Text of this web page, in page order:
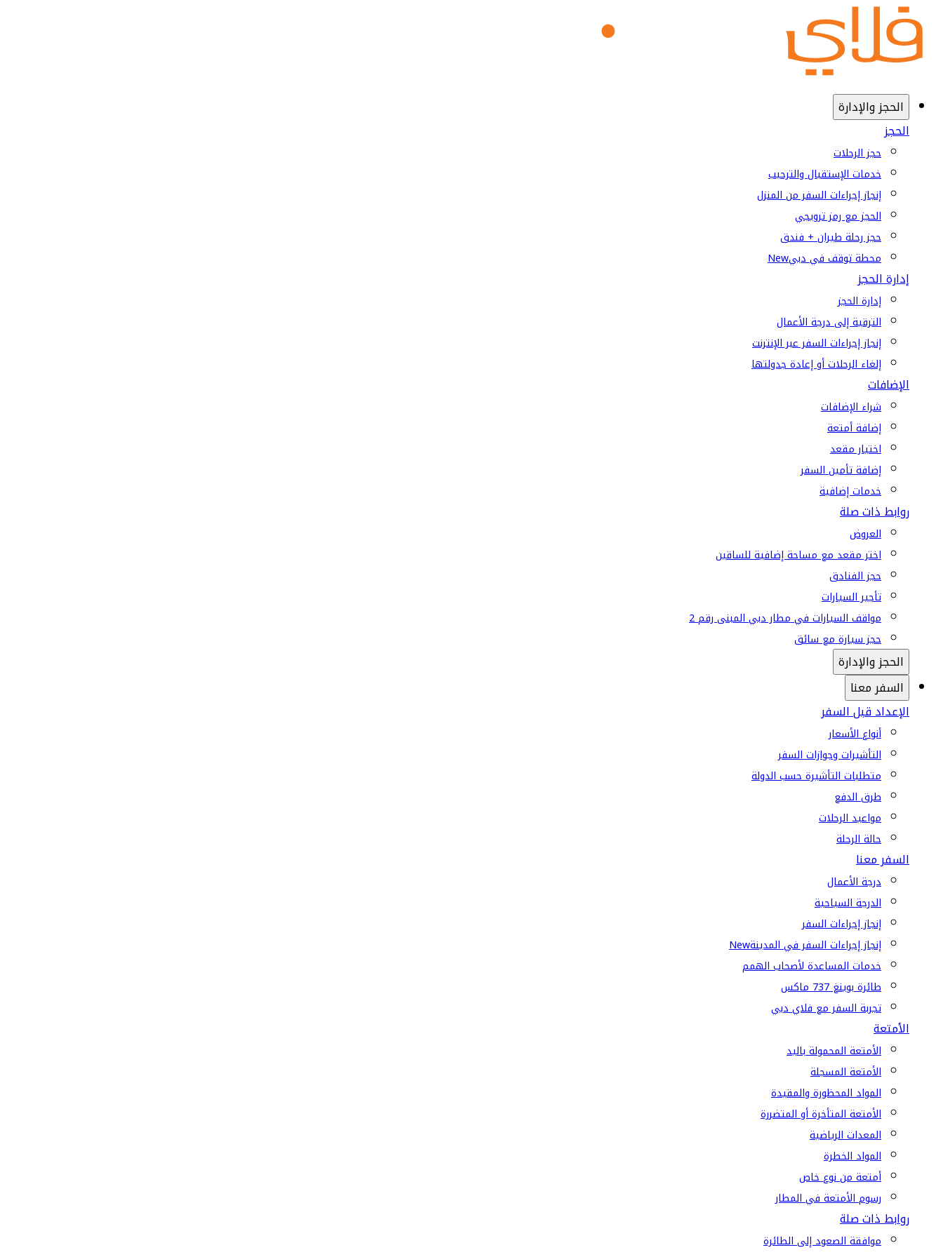
الحجز والإدارة
الحجز
حجز الرحلات
خدمات الإستقبال والترحيب
إنجاز إجراءات السفر من المنزل
الحجز مع رمز ترويجي
حجز رحلة طيران + فندق
محطة توقف في دبيNew
إدارة الحجز
إدارة الحجز
الترقية إلى درجة الأعمال
إنجاز إجراءات السفر عبر الإنترنت
إلغاء الرحلات أو إعادة جدولتها
الإضافات
شراء الإضافات
إضافة أمتعة
اختيار مقعد
إضافة تأمين السفر
خدمات إضافية
روابط ذات صلة
العروض
اختر مقعد مع مساحة إضافية للساقين
حجز الفنادق
تأجير السيارات
مواقف السيارات في مطار دبي المبنى رقم 2
حجز سيارة مع سائق
الحجز والإدارة
السفر معنا
الإعداد قبل السفر
أنواع الأسعار
التأشيرات وجوازات السفر
متطلبات التأشيرة حسب الدولة
طرق الدفع
مواعيد الرحلات
حالة الرحلة
السفر معنا
درجة الأعمال
الدرجة السياحية
إنجاز إجراءات السفر
إنجاز إجراءات السفر في المدينةNew
خدمات المساعدة لأصحاب الهمم
طائرة بوينغ 737 ماكس
تجربة السفر مع فلاي دبي
الأمتعة
الأمتعة المحمولة باليد
الأمتعة المسجلة
المواد المحظورة والمقيدة
الأمتعة المتأخرة أو المتضررة
المعدات الرياضية
المواد الخطرة
أمتعة من نوع خاص
رسوم الأمتعة في المطار
روابط ذات صلة
موافقة الصعود إلى الطائرة